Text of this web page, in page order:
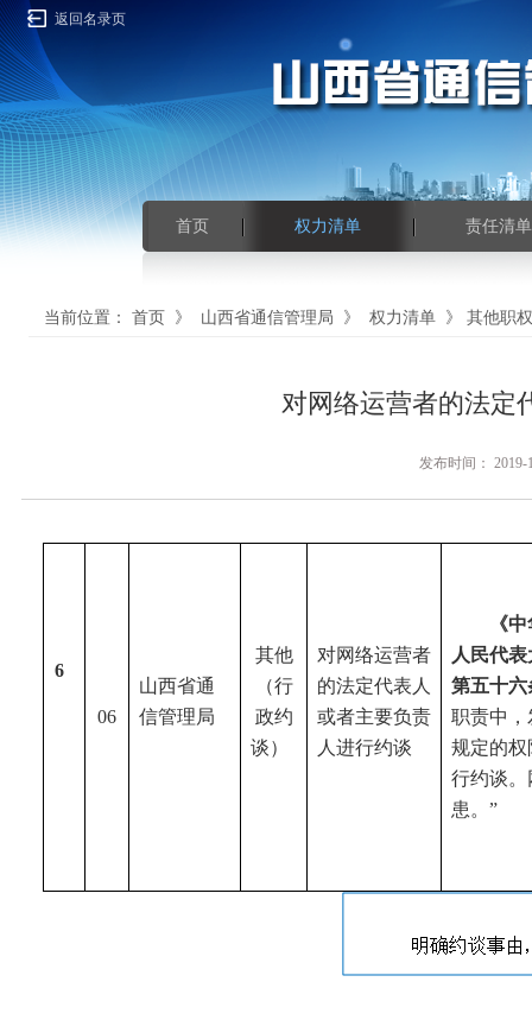
返回名录页
首页 权力清单 责任清单
当前位置： 首页 》 山西省通信管理局 》 权力清单 》 其他职权
对网络运营者的法定
发布时间：
6
06
山西省通
信管理局
其他
（行
政约
谈）
对网络运营者
的法定代表人
或者主要负责
人进行约谈
《
人民代
第五十六
职责中，
规定的权
行约谈。
患。”